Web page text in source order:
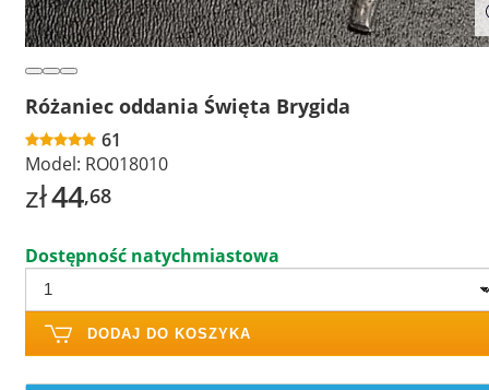
Różaniec oddania Święta Brygida
61
Model: RO018010
zł44,68
Dostępność natychmiastowa
DODAJ DO KOSZYKA